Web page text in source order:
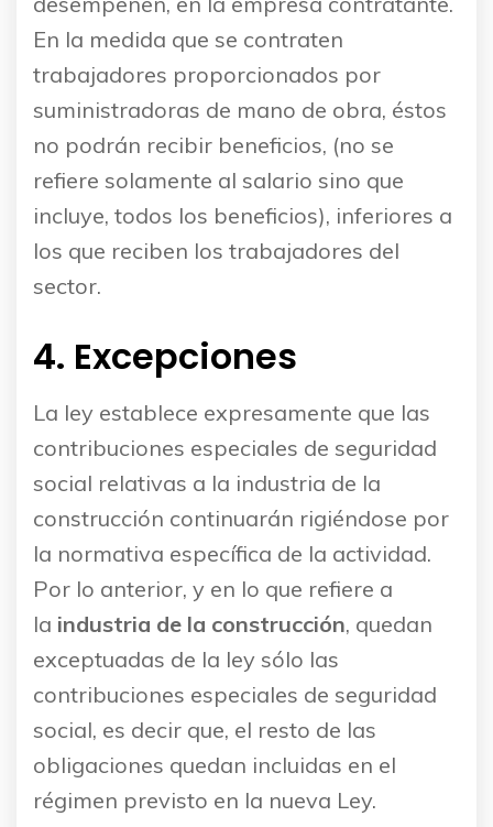
En la medida que se contraten
trabajadores proporcionados por
suministradoras de mano de obra, éstos
no podrán recibir beneficios, (no se
refiere solamente al salario sino que
incluye, todos los beneficios), inferiores a
los que reciben los trabajadores del
sector.
4. Excepciones
La ley establece expresamente que las
contribuciones especiales de seguridad
social relativas a la industria de la
construcción continuarán rigiéndose por
la normativa específica de la actividad.
Por lo anterior, y en lo que refiere a
la industria de la construcción, quedan
exceptuadas de la ley sólo las
contribuciones especiales de seguridad
social, es decir que, el resto de las
obligaciones quedan incluidas en el
régimen previsto en la nueva Ley.